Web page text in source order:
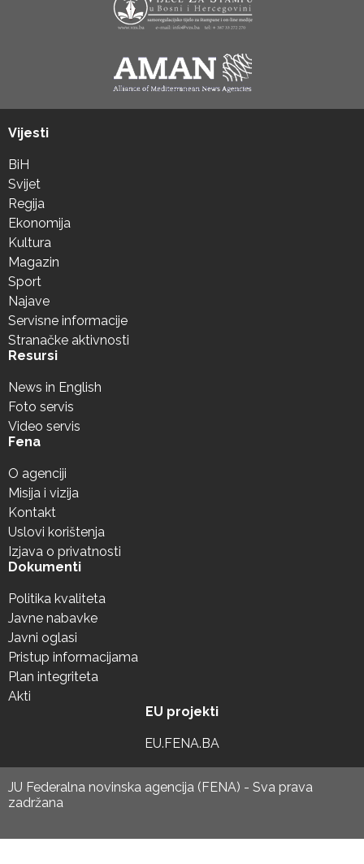
Vijesti
BiH
Svijet
Regija
Ekonomija
Kultura
Magazin
Sport
Najave
Servisne informacije
Stranačke aktivnosti
Resursi
News in English
Foto servis
Video servis
Fena
O agenciji
Misija i vizija
Kontakt
Uslovi korištenja
Izjava o privatnosti
Dokumenti
Politika kvaliteta
Javne nabavke
Javni oglasi
Pristup informacijama
Plan integriteta
Akti
EU projekti
EU.FENA.BA
JU Federalna novinska agencija (FENA) - Sva prava
zadržana